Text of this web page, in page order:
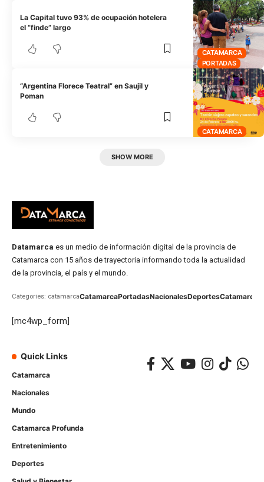
CATAMARCA
PORTADAS
La Capital tuvo 93% de ocupación hotelera
el “finde” largo
CATAMARCA
“Argentina Florece Teatral” en Saujil y
Poman
SHOW MORE
Datamarca es un medio de información digital de la provincia de
Catamarca con 15 años de trayectoria informando toda la actualidad
de la provincia, el país y el mundo.
Categories: catamarcaCatamarcaPortadasNacionalesDeportesCatamarca
[mc4wp_form]
Quick Links
Catamarca
Nacionales
Mundo
Catamarca Profunda
Entretenimiento
Deportes